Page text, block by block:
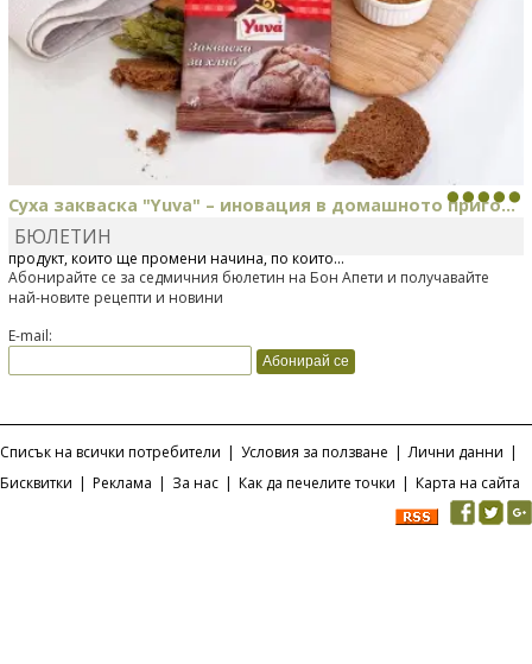
Суха закваска "Yuva" – иновация в домашното приго...
Отскоро Лесафр България стартира предлагането на изцяло нов
продукт, който ще промени начина, по който...
БЮЛЕТИН
Абонирайте се за седмичния бюлетин на Бон Апети и получавайте
най-новите рецепти и новини
E-mail:
Списък на всички потребители | Условия за ползване | Лични данни |
Бисквитки | Реклама | За нас | Как да печелите точки | Карта на сайта